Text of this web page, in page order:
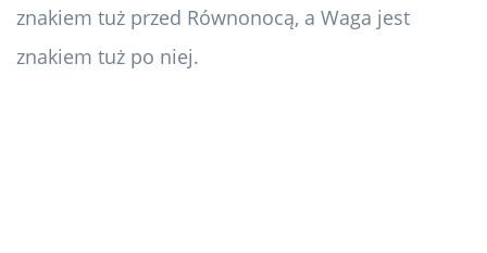
znakiem tuż przed Równonocą, a Waga jest
znakiem tuż po niej.